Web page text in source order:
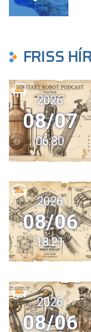
FRISS
2026
08/07
06:30
2026
08/06
18:21
2026
08/06